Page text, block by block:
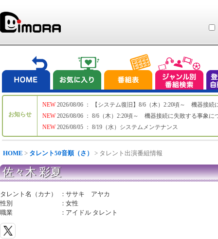
お知らせ
NEW
NEW
NEW
2026/08/06 ： 【システム復旧】8/6（木）2:20頃～ 機器接続
2026/08/06 ： 8/6（木）2:20頃～ 機器接続に失敗する事象に
2026/08/05 ： 8/19（水）システムメンテナンス
HOME > タレント50音順（さ） > タレント出演番組情報
佐々木 彩夏
タレント名（カナ） ：ササキ アヤカ
性別
：女性
職業
： アイドル タレント